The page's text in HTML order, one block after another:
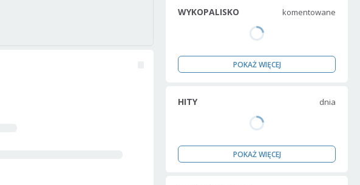
WYKOPALISKO komentowane
POKAŻ WIĘCEJ
HITY dnia
POKAŻ WIĘCEJ